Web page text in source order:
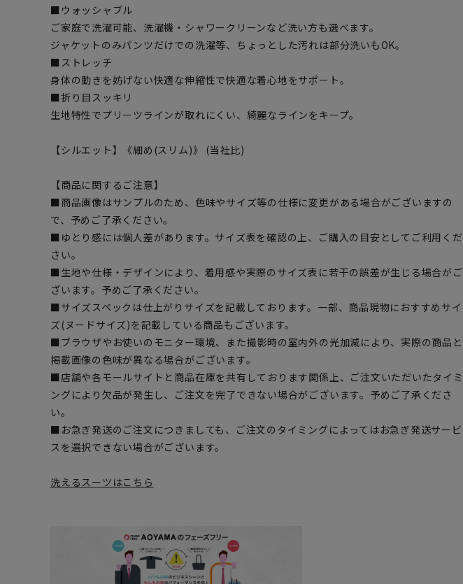
■ウォッシャブル
ご家庭で洗濯可能、洗濯機・シャワークリーンなど洗い方も選べます。
ジャケットのみパンツだけでの洗濯等、ちょっとした汚れは部分洗いもOK。
■ストレッチ
身体の動きを妨げない快適な伸縮性で快適な着心地をサポート。
■折り目スッキリ
生地特性でプリーツラインが取れにくい、綺麗なラインをキープ。
【シルエット】《細め(スリム)》 (当社比)
【商品に関するご注意】
■商品画像はサンプルのため、色味やサイズ等の仕様に変更がある場合がございますの
で、予めご了承ください。
■ゆとり感には個人差があります。サイズ表を確認の上、ご購入の目安としてご利用くだ
さい。
■生地や仕様・デザインにより、着用感や実際のサイズ表に若干の誤差が生じる場合がご
ざいます。予めご了承ください。
■サイズスペックは仕上がりサイズを記載しております。一部、商品現物におすすめサイ
ズ(ヌードサイズ)を記載している商品もございます。
■ブラウザやお使いのモニター環境、また撮影時の室内外の光加減により、実際の商品と
掲載画像の色味が異なる場合がございます。
■店舗や各モールサイトと商品在庫を共有しております関係上、ご注文いただいたタイミ
ングにより欠品が発生し、ご注文を完了できない場合がございます。予めご了承くださ
い。
■お急ぎ発送のご注文につきましても、ご注文のタイミングによってはお急ぎ発送サービ
スを選択できない場合がございます。
洗えるスーツはこちら